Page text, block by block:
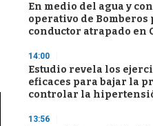
En medio del agua y
operativo de Bomberos
conductor atrapado en
14:00
Estudio revela los
eficaces para bajar la
controlar la
13:56